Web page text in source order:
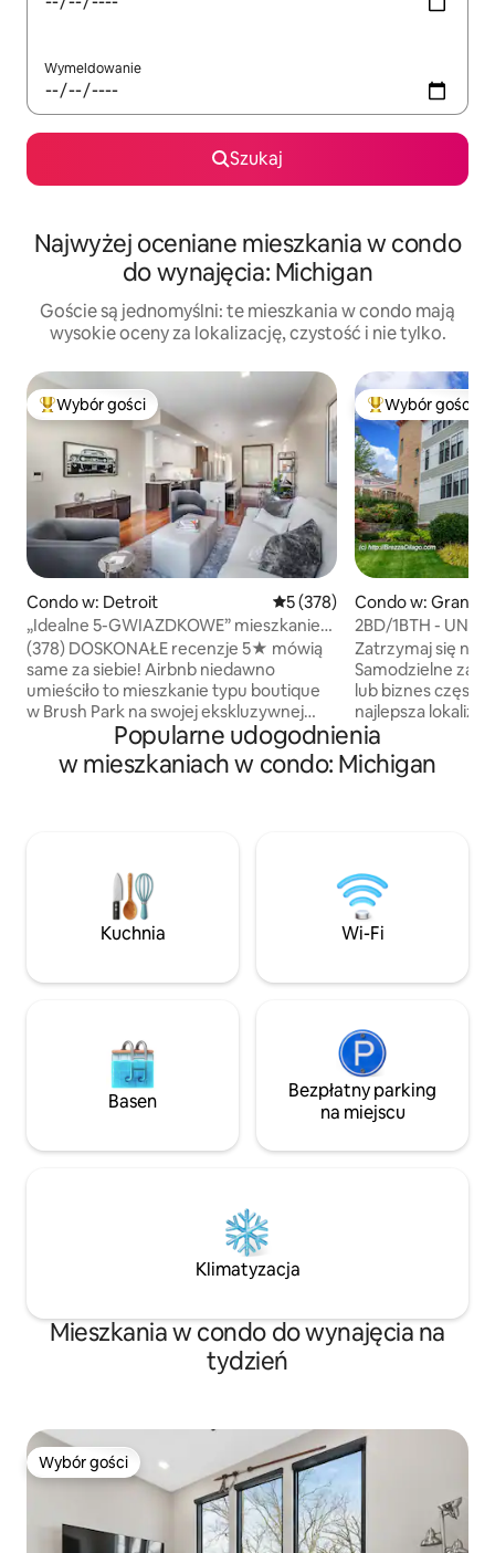
Wymeldowanie
Szukaj
Najwyżej oceniane mieszkania w condo
do wynajęcia: Michigan
Goście są jednomyślni: te mieszkania w condo mają
wysokie oceny za lokalizację, czystość i nie tylko.
Najpopularniejsze z kategorii Wybór gości
Wybór gości
Condo w: Detroit Średnia ocena: 5 na 5, liczba
5 (378)
„Idealne 5-GWIAZDKOWE” mieszkanie
w samym sercu Brush Park
(378) DOSKONAŁE recenzje 5★ mówią
same za siebie! Airbnb niedawno
umieściło to mieszkanie typu boutique
w Brush Park na swojej ekskluzywnej
liście „Wybór gości”. Lokalizacja
w samym sercu miasta między
Downtown, Midtown i Eastern Market –
się dosłownie kilka kroków od naszych
drzwi wejściowych. Jesteśmy częścią
wspaniałej społeczności mieszkaniowej,
z innymi właścicielami domów zarówno
właścicieli budynku jest absolutną
Wybór gości
Condo w: Grand
2BD/1BTH -
Location
Zatrzymaj się na
Samodzielne
lub biznes często
najlepsza
Grand Haven. Goście mogą skorzystać z
szybkiego
dnia bez
wspaniałej plaży. Pełna kuchnia.
Bezpłatne Wi-Fi,
Music, Netflix z
pokoju. Główna sypialnia z regulowanym
Popularne udogodnienia
w mieszkaniach w condo: Michigan
Kuchnia Wi-Fi
Basen
Bezpłatny parking
na miejscu
Klimatyzacja
Mieszkania w condo do wynajęcia na
tydzień
Wybór gości
Wybór gości